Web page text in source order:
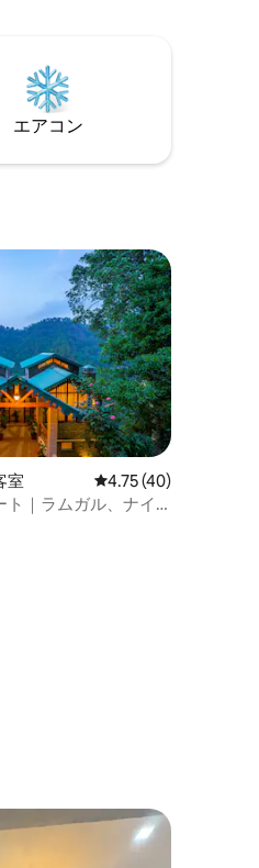
ります。
エアコン
平均評価
室 レビュー40件、5つ
4.75 (40)
｜ラムガル、ナイ